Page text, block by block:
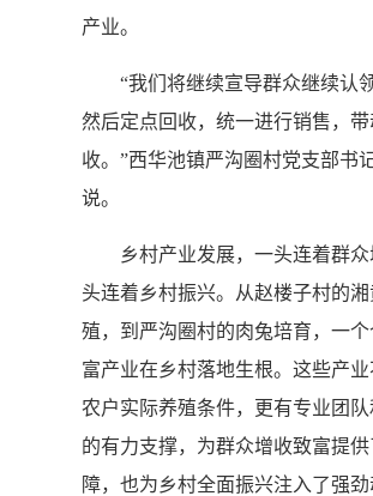
产业。
“我们将继续宣导群众继续认领
然后定点回收，统一进行销售，
收。”西华池镇严沟圈村党支部书
说。
乡村产业发展，一头连着群众
头连着乡村振兴。从赵楼子村的湘
殖，到严沟圈村的肉兔培育，一
富产业在乡村落地生根。这些产
农户实际养殖条件，更有专业团
的有力支撑，为群众增收致富提
障，也为乡村全面振兴注入了强劲